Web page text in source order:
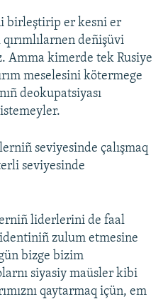
birleştirip er kesni er
deñişüvi
Amma kimerde tek Rusiye
meselesini kötermege
deokupatsiyası
seviyesinde çalışmaq
seviyesinde
liderlerini de faal
zulum etmesine
bizge bizim
siyasiy maüsler kibi
qaytarmaq içün, em